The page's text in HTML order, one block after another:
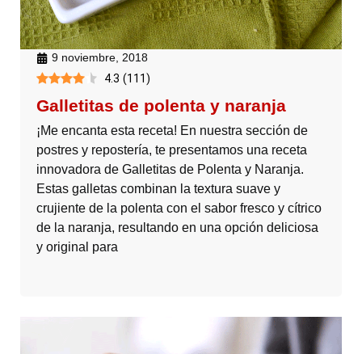
9 noviembre, 2018
4.3 (111)
Galletitas de polenta y naranja
¡Me encanta esta receta! En nuestra sección de
postres y repostería, te presentamos una receta
innovadora de Galletitas de Polenta y Naranja.
Estas galletas combinan la textura suave y
crujiente de la polenta con el sabor fresco y cítrico
de la naranja, resultando en una opción deliciosa
y original para